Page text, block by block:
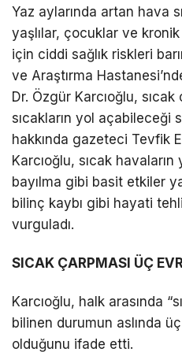
Yaz aylarında artan hava
yaşlılar, çocuklar ve kronik
için ciddi sağlık riskleri
ve Araştırma
Dr. Özgür Karcıoğlu, sıcak
sıcakların yol açabileceği
hakkında gazeteci Tevfik
Karcıoğlu, sıcak
bayılma gibi basit etkiler
bilinç kaybı gibi hayati
vurguladı.
SICAK ÇARPMASI ÜÇ
Karcıoğlu, halk arasında
bilinen durumun aslında
olduğunu ifade etti.